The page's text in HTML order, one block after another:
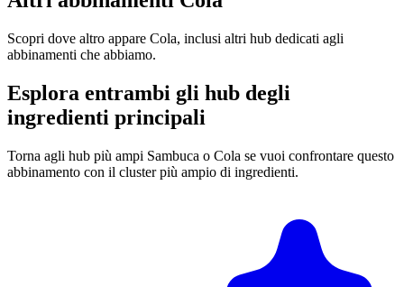
Scopri dove altro appare Cola, inclusi altri hub dedicati agli
abbinamenti che abbiamo.
Esplora entrambi gli hub degli
ingredienti principali
Torna agli hub più ampi Sambuca o Cola se vuoi confrontare questo
abbinamento con il cluster più ampio di ingredienti.